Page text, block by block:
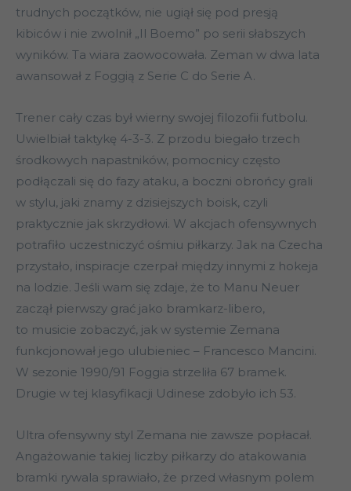
trudnych początków, nie ugiął się pod presją
kibiców i nie zwolnił „Il Boemo” po serii słabszych
wyników. Ta wiara zaowocowała. Zeman w dwa lata
awansował z Foggią z Serie C do Serie A.
Trener cały czas był wierny swojej filozofii futbolu.
Uwielbiał taktykę 4-3-3. Z przodu biegało trzech
środkowych napastników, pomocnicy często
podłączali się do fazy ataku, a boczni obrońcy grali
w stylu, jaki znamy z dzisiejszych boisk, czyli
praktycznie jak skrzydłowi. W akcjach ofensywnych
potrafiło uczestniczyć ośmiu piłkarzy. Jak na Czecha
przystało, inspiracje czerpał między innymi z hokeja
na lodzie. Jeśli wam się zdaje, że to Manu Neuer
zaczął pierwszy grać jako bramkarz-libero,
to musicie zobaczyć, jak w systemie Zemana
funkcjonował jego ulubieniec – Francesco Mancini.
W sezonie 1990/91 Foggia strzeliła 67 bramek.
Drugie w tej klasyfikacji Udinese zdobyło ich 53.
Ultra ofensywny styl Zemana nie zawsze popłacał.
Angażowanie takiej liczby piłkarzy do atakowania
bramki rywala sprawiało, że przed własnym polem